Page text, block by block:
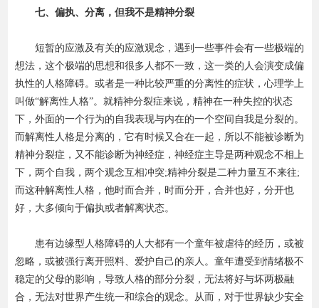
七、偏执、分离，但我不是精神分裂
短暂的应激及有关的应激观念，遇到一些事件会有一些极端的
想法，这个极端的思想和很多人都不一致，这一类的人会演变成偏
执性的人格障碍。或者是一种比较严重的分离性的症状，心理学上
叫做“解离性人格”。就精神分裂症来说，精神在一种失控的状态
下，外面的一个行为的自我表现与内在的一个空间自我是分裂的。
而解离性人格是分离的，它有时候又合在一起，所以不能被诊断为
精神分裂症，又不能诊断为神经症，神经症主导是两种观念不相上
下，两个自我，两个观念互相冲突;精神分裂是二种力量互不来往;
而这种解离性人格，他时而合并，时而分开，合并也好，分开也
好，大多倾向于偏执或者解离状态。
患有边缘型人格障碍的人大都有一个童年被虐待的经历，或被
忽略，或被强行离开照料、爱护自己的亲人。童年遭受到情绪极不
稳定的父母的影响，导致人格的部分分裂，无法将好与坏两极融
合，无法对世界产生统一和综合的观念。从而，对于世界缺少安全